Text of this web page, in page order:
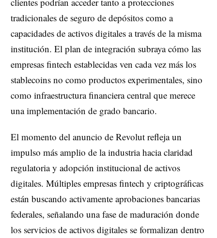
tradicionales de seguro de depósitos como a
capacidades de activos digitales a través de la misma
institución. El plan de integración subraya cómo las
empresas fintech establecidas ven cada vez más los
stablecoins no como productos experimentales, sino
como infraestructura financiera central que merece
una implementación de grado bancario.
El momento del anuncio de Revolut refleja un
impulso más amplio de la industria hacia claridad
regulatoria y adopción institucional de activos
digitales. Múltiples empresas fintech y criptográficas
están buscando activamente aprobaciones bancarias
federales, señalando una fase de maduración donde
los servicios de activos digitales se formalizan dentro